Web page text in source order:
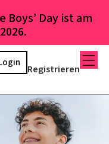
Boys’ Day ist am
Registrieren